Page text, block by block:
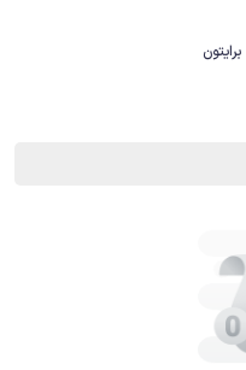
برایتون